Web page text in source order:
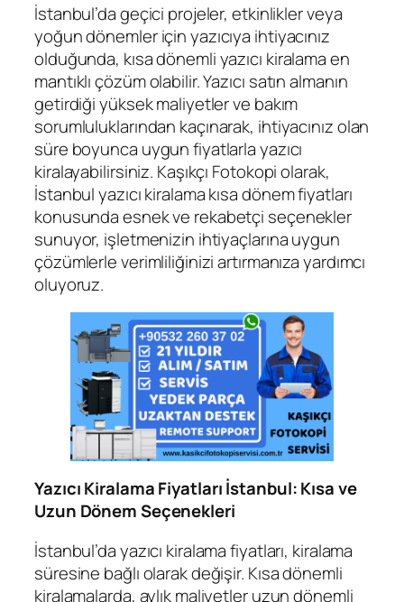
İstanbul’da geçici projeler, etkinlikler veya
yoğun dönemler için yazıcıya ihtiyacınız
olduğunda, kısa dönemli yazıcı kiralama en
mantıklı çözüm olabilir. Yazıcı satın almanın
getirdiği yüksek maliyetler ve bakım
sorumluluklarından kaçınarak, ihtiyacınız olan
süre boyunca uygun fiyatlarla yazıcı
kiralayabilirsiniz. Kaşıkçı Fotokopi olarak,
İstanbul yazıcı kiralama kısa dönem fiyatları
konusunda esnek ve rekabetçi seçenekler
sunuyor, işletmenizin ihtiyaçlarına uygun
çözümlerle verimliliğinizi artırmanıza yardımcı
oluyoruz.
Yazıcı Kiralama Fiyatları İstanbul: Kısa ve
Uzun Dönem Seçenekleri
İstanbul’da yazıcı kiralama fiyatları, kiralama
süresine bağlı olarak değişir. Kısa dönemli
kiralamalarda, aylık maliyetler uzun dönemli